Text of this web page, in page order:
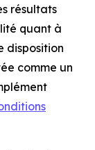
résultats
quant à
disposition
comme un